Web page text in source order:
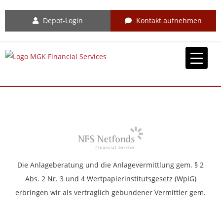
Depot-Login Kontakt aufnehmen
Die Anlageberatung und die Anlagevermittlung gem. § 2
Abs. 2 Nr. 3 und 4 Wertpapierinstitutsgesetz (WpIG)
erbringen wir als vertraglich gebundener Vermittler gem.